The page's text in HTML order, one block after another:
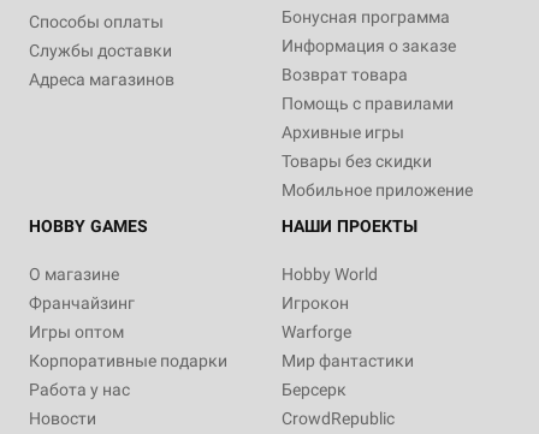
Способы оплаты
Службы доставки
Адреса магазинов
Бонусная программа
Информация о заказе
Возврат товара
Помощь с правилами
Архивные игры
Товары без скидки
Мобильное приложение
HOBBY GAMES
О магазине
Франчайзинг
Игры оптом
Корпоративные подарки
Работа у нас
Новости
НАШИ ПРОЕКТЫ
Hobby World
Игрокон
Warforge
Мир фантастики
Берсерк
CrowdRepublic